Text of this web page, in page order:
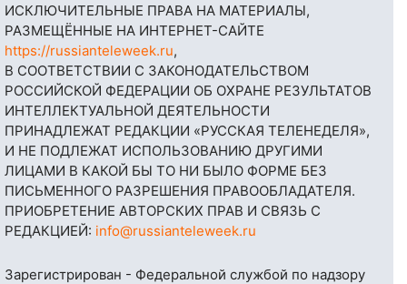
ИСКЛЮЧИТЕЛЬНЫЕ ПРАВА НА МАТЕРИАЛЫ,
РАЗМЕЩЁННЫЕ НА ИНТЕРНЕТ-САЙТЕ
https://russianteleweek.ru,
В СООТВЕТСТВИИ С ЗАКОНОДАТЕЛЬСТВОМ
РОССИЙСКОЙ ФЕДЕРАЦИИ ОБ ОХРАНЕ РЕЗУЛЬТАТОВ
ИНТЕЛЛЕКТУАЛЬНОЙ ДЕЯТЕЛЬНОСТИ
ПРИНАДЛЕЖАТ РЕДАКЦИИ «РУССКАЯ ТЕЛЕНЕДЕЛЯ»,
И НЕ ПОДЛЕЖАТ ИСПОЛЬЗОВАНИЮ ДРУГИМИ
ЛИЦАМИ В КАКОЙ БЫ ТО НИ БЫЛО ФОРМЕ БЕЗ
ПИСЬМЕННОГО РАЗРЕШЕНИЯ ПРАВООБЛАДАТЕЛЯ.
ПРИОБРЕТЕНИЕ АВТОРСКИХ ПРАВ И СВЯЗЬ С
РЕДАКЦИЕЙ: info@russianteleweek.ru
Зарегистрирован - Федеральной службой по надзору